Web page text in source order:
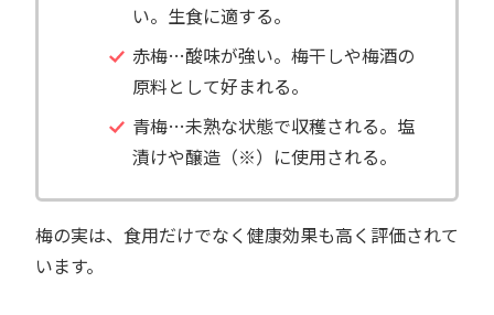
い。生食に適する。
赤梅…酸味が強い。梅干しや梅酒の
原料として好まれる。
青梅…未熟な状態で収穫される。塩
漬けや醸造（※）に使用される。
梅の実は、食用だけでなく健康効果も高く評価されて
います。